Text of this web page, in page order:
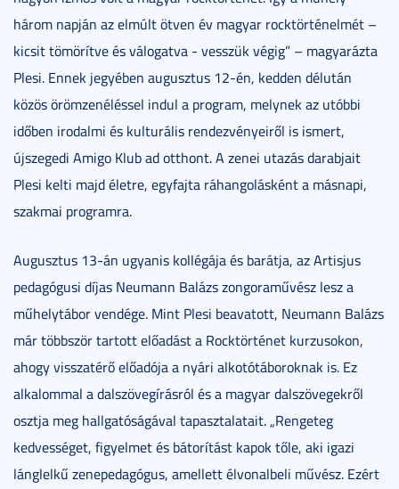
három napján az elmúlt ötven év magyar rocktörténelmét –
kicsit tömörítve és válogatva - vesszük végig” – magyarázta
Plesi. Ennek jegyében augusztus 12-én, kedden délután
közös örömzenéléssel indul a program, melynek az utóbbi
időben irodalmi és kulturális rendezvényeiről is ismert,
újszegedi Amigo Klub ad otthont. A zenei utazás darabjait
Plesi kelti majd életre, egyfajta ráhangolásként a másnapi,
szakmai programra.
Augusztus 13-án ugyanis kollégája és barátja, az Artisjus
pedagógusi díjas Neumann Balázs zongoraművész lesz a
műhelytábor vendége. Mint Plesi beavatott, Neumann Balázs
már többször tartott előadást a Rocktörténet kurzusokon,
ahogy visszatérő előadója a nyári alkotótáboroknak is. Ez
alkalommal a dalszövegírásról és a magyar dalszövegekről
osztja meg hallgatóságával tapasztalatait. „Rengeteg
kedvességet, figyelmet és bátorítást kapok tőle, aki igazi
lánglelkű zenepedagógus, amellett élvonalbeli művész. Ezért